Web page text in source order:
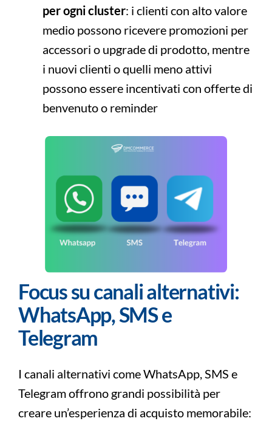
per ogni cluster: i clienti con alto valore
medio possono ricevere promozioni per
accessori o upgrade di prodotto, mentre
i nuovi clienti o quelli meno attivi
possono essere incentivati con offerte di
benvenuto o reminder
Focussu canali alternativi:
WhatsApp, SMS e
Telegram
I canali alternativi come WhatsApp, SMS e
Telegram offrono grandi possibilità per
creare un’esperienza di acquisto memorabile: